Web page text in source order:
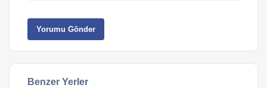
Yorumu Gönder
Benzer Yerler